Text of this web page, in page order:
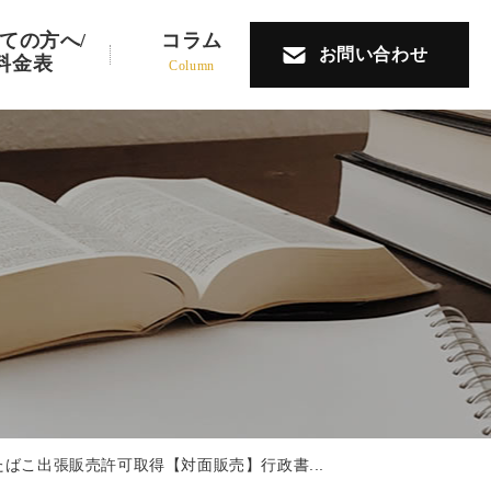
の方へ/
金表
コラム
Column
お問い合わせ
こ出張販売許可取得【対面販売】行政書...